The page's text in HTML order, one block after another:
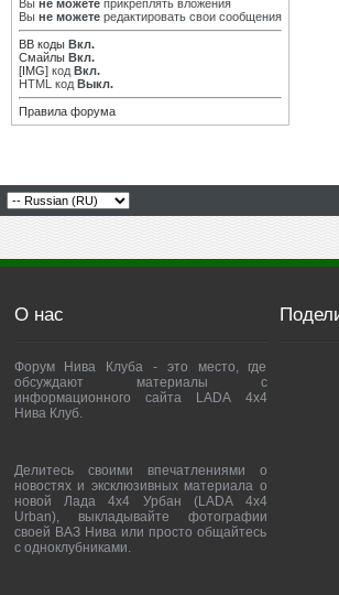
Вы не можете прикреплять вложения
Вы не можете редактировать свои сообщения
BB коды Вкл.
Смайлы Вкл.
[IMG] код Вкл.
HTML код Выкл.
Правила форума
О нас
Форум Нива Клуба - это место, где
обсуждают материалы с
информационного сайта LADA 4x4
Нива Клуб.
Делитесь своими впечатлениями о
новостях и эксклюзивных материала о
новой Лада 4х4 Урбан (LADA 4x4
Urban), выкладывайте фотографии
своей ВАЗ Нива или просто общайтесь
с одноклубниками.